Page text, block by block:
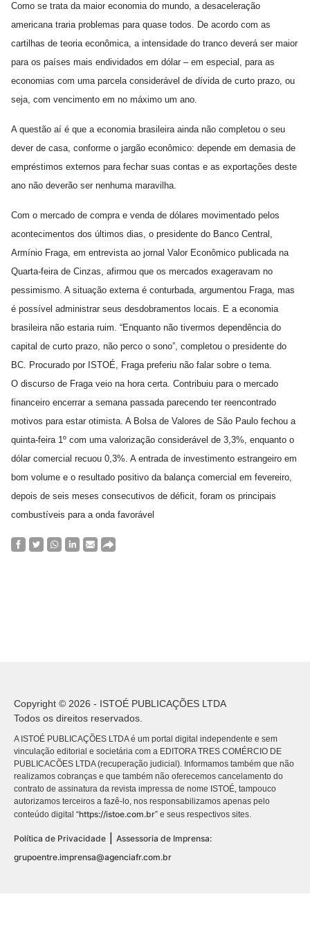
Como se trata da maior economia do mundo, a desaceleração
americana traria problemas para quase todos. De acordo com as
cartilhas de teoria econômica, a intensidade do tranco deverá ser maior
para os países mais endividados em dólar – em especial, para as
economias com uma parcela considerável de dívida de curto prazo, ou
seja, com vencimento em no máximo um ano.
A questão aí é que a economia brasileira ainda não completou o seu
dever de casa, conforme o jargão econômico: depende em demasia de
empréstimos externos para fechar suas contas e as exportações deste
ano não deverão ser nenhuma maravilha.
Com o mercado de compra e venda de dólares movimentado pelos
acontecimentos dos últimos dias, o presidente do Banco Central,
Armínio Fraga, em entrevista ao jornal Valor Econômico publicada na
Quarta-feira de Cinzas, afirmou que os mercados exageravam no
pessimismo. A situação externa é conturbada, argumentou Fraga, mas
é possível administrar seus desdobramentos locais. E a economia
brasileira não estaria ruim. “Enquanto não tivermos dependência do
capital de curto prazo, não perco o sono”, completou o presidente do
BC. Procurado por ISTOÉ, Fraga preferiu não falar sobre o tema.
O discurso de Fraga veio na hora certa. Contribuiu para o mercado
financeiro encerrar a semana passada parecendo ter reencontrado
motivos para estar otimista. A Bolsa de Valores de São Paulo fechou a
quinta-feira 1º com uma valorização considerável de 3,3%, enquanto o
dólar comercial recuou 0,3%. A entrada de investimento estrangeiro em
bom volume e o resultado positivo da balança comercial em fevereiro,
depois de seis meses consecutivos de déficit, foram os principais
combustíveis para a onda favorável
Copyright © 2026 - ISTOÉ PUBLICAÇÕES LTDA
Todos os direitos reservados.
A ISTOÉ PUBLICAÇÕES LTDA é um portal digital independente e sem
vinculação editorial e societária com a EDITORA TRES COMÉRCIO DE
PUBLICACÕES LTDA (recuperação judicial). Informamos também que não
realizamos cobranças e que também não oferecemos cancelamento do
contrato de assinatura da revista impressa de nome ISTOÉ, tampouco
autorizamos terceiros a fazê-lo, nos responsabilizamos apenas pelo
conteúdo digital “https://istoe.com.br” e seus respectivos sites.
Política de Privacidade
Assessoria de Imprensa:
grupoentre.imprensa@agenciafr.com.br